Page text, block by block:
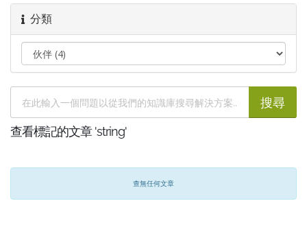
分類
查看標記的文章 'string'
查無任何文章